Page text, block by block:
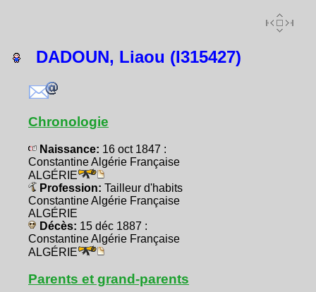
DADOUN, Liaou (I315427)
Chronologie
Naissance: 16 oct 1847 :
Constantine Algérie Française
ALGÉRIE
Profession: Tailleur d'habits
Constantine Algérie Française
ALGÉRIE
Décès: 15 déc 1887 :
Constantine Algérie Française
ALGÉRIE
Parents et grand-parents